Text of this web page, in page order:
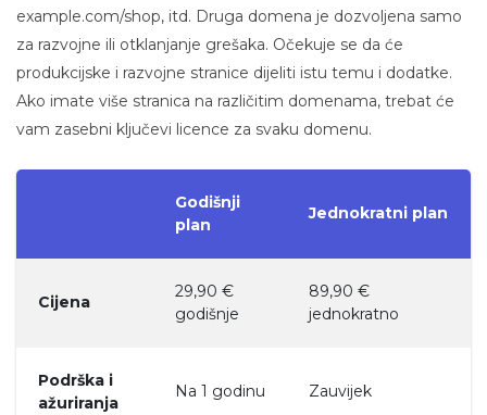
example.com/shop, itd. Druga domena je dozvoljena samo
za razvojne ili otklanjanje grešaka. Očekuje se da će
produkcijske i razvojne stranice dijeliti istu temu i dodatke.
Ako imate više stranica na različitim domenama, trebat će
vam zasebni ključevi licence za svaku domenu.
Godišnji
plan
Jednokratni plan
Cijena
29,90 €
godišnje
89,90 €
jednokratno
Podrška i
ažuriranja
Na 1 godinu Zauvijek